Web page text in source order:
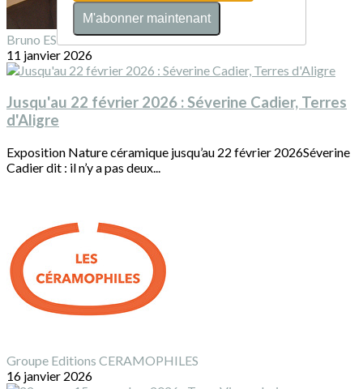
Bruno ESTIENNE
11 janvier 2026
Jusqu'au 22 février 2026 : Séverine Cadier, Terres
d'Aligre
Exposition Nature céramique jusqu’au 22 février 2026Séverine
Cadier dit : il n’y a pas deux...
Groupe Editions CERAMOPHILES
16 janvier 2026
M'abonner maintenant